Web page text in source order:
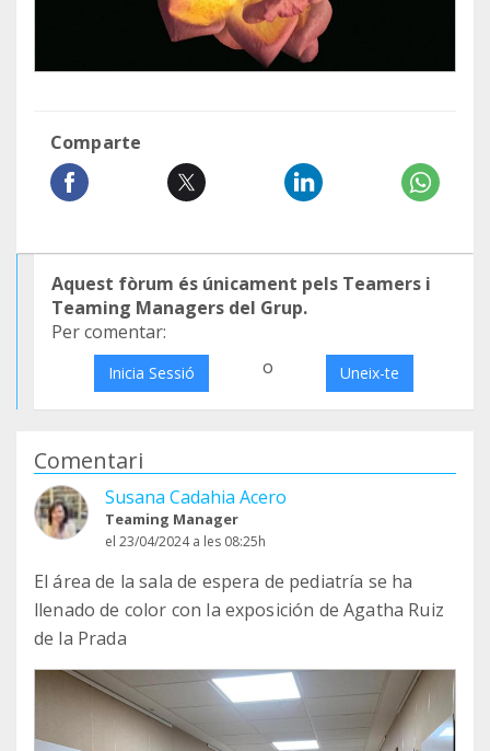
Comparte
Aquest fòrum és únicament pels Teamers i
Teaming Managers del Grup.
Per comentar:
Inicia Sessió o Uneix-te
Comentari
Susana Cadahia Acero
Teaming Manager
el 23/04/2024 a les 08:25h
El área de la sala de espera de pediatría se ha
llenado de color con la exposición de Agatha Ruiz
de la Prada